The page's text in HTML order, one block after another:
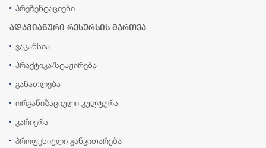
პრეზენტაციები
ადამიანური რესურსის მართვა
ვაკანსია
პრაქტიკა/სტაჟირება
განათლება
ორგანიზაციული კულტურა
კარიერა
პროფესიული განვითარება